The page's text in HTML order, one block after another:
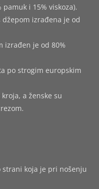
i 15% viskoza).
izrađena je od
izrađen je od 80%
po strogim europskim
a ženske su
koja je pri nošenju